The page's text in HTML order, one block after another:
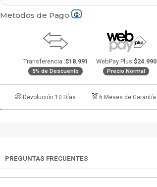
Metodos de Pago
Transferencia :$18.991
5% de Descuento
WebPay Plus:$24.990
Precio Normal
Devolución 10 Días 6 Meses de Garantía
PREGUNTAS FRECUENTES